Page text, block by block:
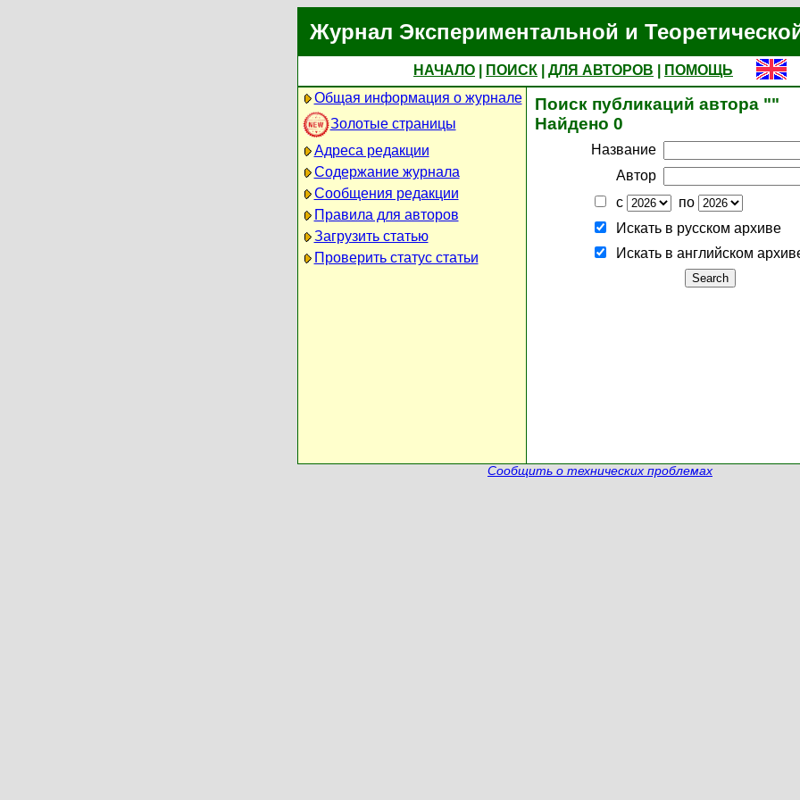
Журнал Экспериментальной и
НАЧАЛО ПОИСК ДЛЯ АВТОРОВ
ПОМОЩЬ
Общая информация о журнале
Золотые страницы
Адреса редакции
Содержание журнала
Сообщения редакции
Правила для авторов
Загрузить статью
Проверить статус статьи
Поиск публикаций автора ""
Найдено 0
Название
Автор
с
по
Искать в русском архиве
Искать в английском
Сообщить о технических проблемах